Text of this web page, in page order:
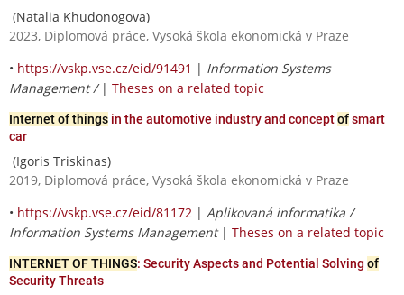
(Natalia Khudonogova)
2023, Diplomová práce, Vysoká škola ekonomická v Praze
• https://vskp.vse.cz/eid/91491 | Information Systems
Management / | Theses on a related topic
Internet of things in the automotive industry and conceptofsmart
car
(Igoris Triskinas)
2019, Diplomová práce, Vysoká škola ekonomická v Praze
• https://vskp.vse.cz/eid/81172 | Aplikovaná informatika /
Information Systems Management| Theses on a related topic
INTERNET OF THINGS: Security Aspects and Potential Solving of
Security Threats